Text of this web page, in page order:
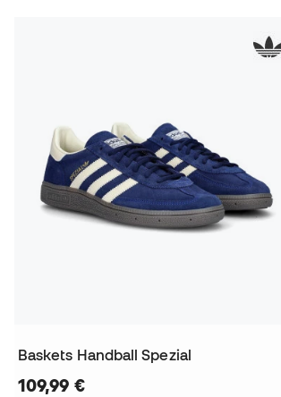
Baskets Handball Spezial
109,99 €